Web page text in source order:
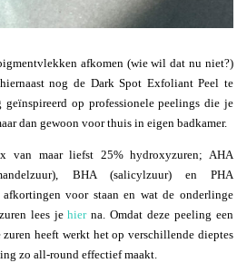
afkomen (wie wil dat nu niet?)
nog de Dark Spot Exfoliant Peel te
op professionele peelings die je
dan gewoon voor thuis in eigen badkamer.
van maar liefst 25% hydroxyzuren; AHA
BHA (salicylzuur) en PHA
afkortingen voor staan en wat de onderlinge
lees jehierna. Omdat deze peeling een
heeft werkt het op verschillende dieptes
zo all-round effectief maakt.